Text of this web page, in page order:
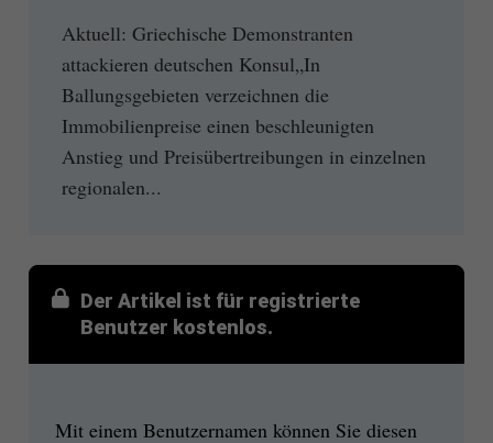
Aktuell: Griechische Demonstranten
attackieren deutschen Konsul„In
Ballungsgebieten verzeichnen die
Immobilienpreise einen beschleunigten
Anstieg und Preisübertreibungen in einzelnen
regionalen...
Der Artikel ist für registrierte
Benutzer kostenlos.
Mit einem Benutzernamen können Sie diesen